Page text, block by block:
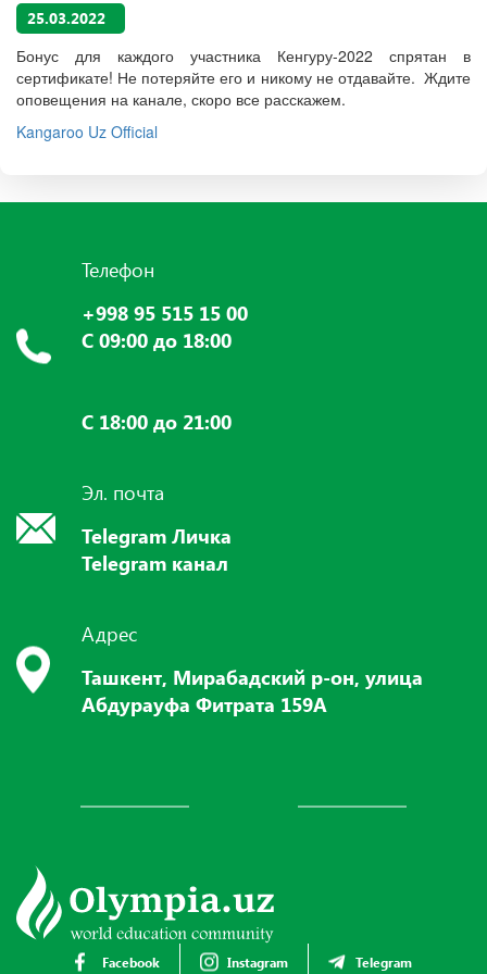
25.03.2022
Бонус для каждого участника Кенгуру-2022 спрятан в
сертификате! Не потеряйте его и никому не отдавайте. Ждите
оповещения на канале, скоро все расскажем.
Kangaroo Uz Official
Телефон
+998 95 515 15 00
С 09:00 до 18:00
С 18:00 до 21:00
Эл. почта
Telegram Личка
Telegram канал
Адрес
Ташкент, Мирабадский р-он, улица
Абдурауфа Фитрата 159А
Facebook Instagram Telegram